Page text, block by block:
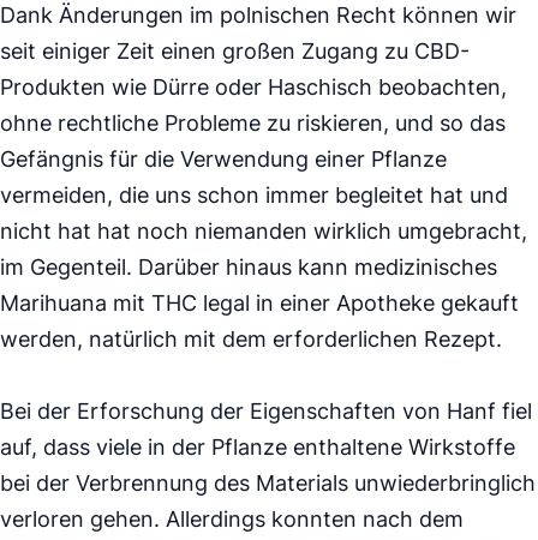
Dank Änderungen im polnischen Recht können wir
seit einiger Zeit einen großen Zugang zu CBD-
Produkten wie Dürre oder Haschisch beobachten,
ohne rechtliche Probleme zu riskieren, und so das
Gefängnis für die Verwendung einer Pflanze
vermeiden, die uns schon immer begleitet hat und
nicht hat hat noch niemanden wirklich umgebracht,
im Gegenteil. Darüber hinaus kann medizinisches
Marihuana mit THC legal in einer Apotheke gekauft
werden, natürlich mit dem erforderlichen Rezept.
Bei der Erforschung der Eigenschaften von Hanf fiel
auf, dass viele in der Pflanze enthaltene Wirkstoffe
bei der Verbrennung des Materials unwiederbringlich
verloren gehen. Allerdings konnten nach dem